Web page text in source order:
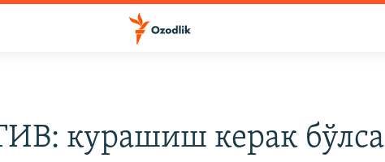
курашиш керак бўлса